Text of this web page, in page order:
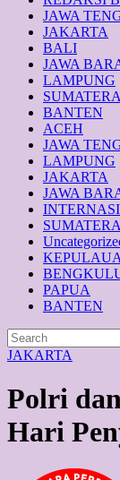
JAWA
JAKARTA
BALI
JAWA
LAMPUNG
BANTEN
ACEH
JAWA
LAMPUNG
JAKARTA
JAWA
PAPUA
BANTEN
JAKARTA
Polri
Hari